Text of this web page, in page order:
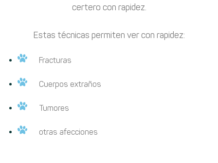
certero con rapidez.
Estas técnicas permiten ver con rapidez:
Fracturas
Cuerpos extraños
Tumores
otras afecciones